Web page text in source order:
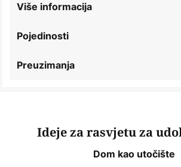
Pojedinosti
Više informacija
Preuzimanja
Ideje za rasvjetu za
Dom kao utočište